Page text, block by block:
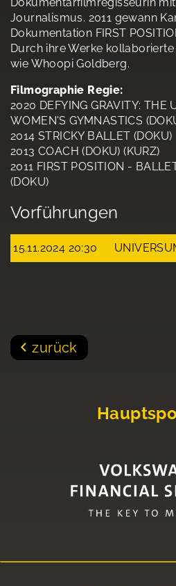
Journalismus. 2011 gewann
Dokumentation FIRST
Durch ihre Werke
wie Whoopi Goldberg.
Filmographie Regie:
2020 DEFYING GRAVITY: THE
WOMEN'S GYMNASTICS
2014 STRICKY BALLET (DOKU)
2013 COACH (DOKU) (KURZ)
2011 FIRST POSITION -
(DOKU)
Vorführungen
15.11.2024 20:30
zurück